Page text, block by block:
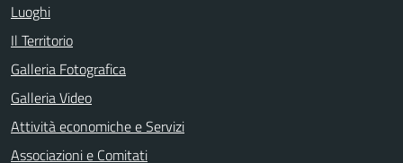
Luoghi
Il Territorio
Galleria Fotografica
Galleria Video
Attività economiche e Servizi
Associazioni e Comitati